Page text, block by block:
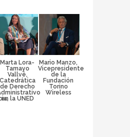
Marta Lora-
Tamayo
Vallvé,
Catedrática
de Derecho
en la UNED
Mario Manzo,
Vicepresidente
de la
Fundación
Torino
Wireless